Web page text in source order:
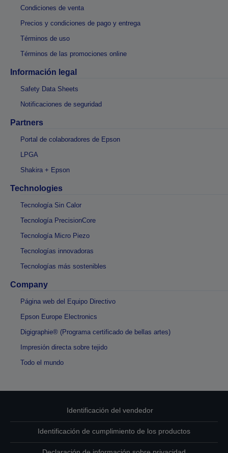
Condiciones de venta
Precios y condiciones de pago y entrega
Términos de uso
Términos de las promociones online
Información legal
Safety Data Sheets
Notificaciones de seguridad
Partners
Portal de colaboradores de Epson
LPGA
Shakira + Epson
Technologies
Tecnología Sin Calor
Tecnología PrecisionCore
Tecnología Micro Piezo
Tecnologías innovadoras
Tecnologías más sostenibles
Company
Página web del Equipo Directivo
Epson Europe Electronics
Digigraphie® (Programa certificado de bellas artes)
Impresión directa sobre tejido
Todo el mundo
Identificación del vendedor
Identificación de cumplimiento de los productos